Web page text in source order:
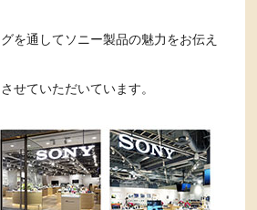
を通してソニー製品の魅力をお伝え
せていただいています。